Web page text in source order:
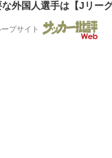
な外国人選手は【Jリー
の秋春制」の大激論】(4)
プサイト